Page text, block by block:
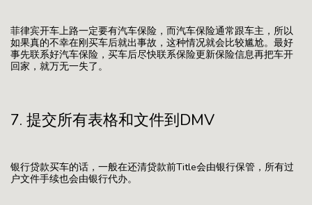
菲律宾开车上路一定要有汽车保险，而汽车保险通常跟车主，所以
如果真的不幸在刚买车后就出事故，这种情况就会比较尴尬。最好
事先联系好汽车保险，买车后尽快联系保险更新保险信息再把车开
回家，就万无一失了。
7. 提交所有表格和文件到DMV
银行贷款买车的话，一般在还清贷款前Title会由银行保管，所有过
户文件手续也会由银行代办。